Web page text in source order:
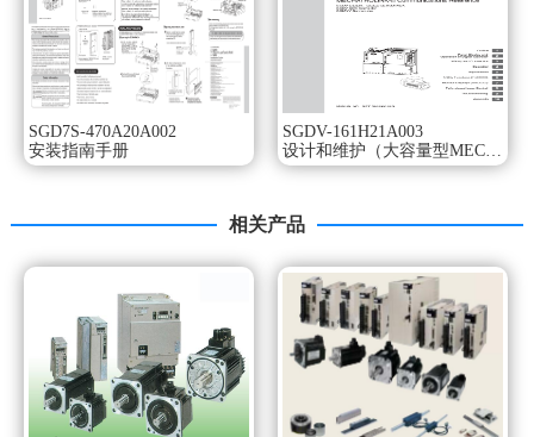
制。大容量伺服单元。
大适用电机容量：37KW。
电源电压：三相AC200V级。
接扣：MECHATROLINK-II通信指令型（旋转型伺服电机
用）。
设计顺序：A。
选购件（硬件）：通风管道安装型+涂漆处理。
振动功能SGMJV系列手册。
晃。SGMJV系列手册。
摩擦补偿功能。
即使负载发生波动，无需变更增益也能位置偏差的波动。
因此可调，从而确保装置性能稳定。
特性控制。
即便是刚性较低的机械，也可追机械的特性，
做出符合机械特性的控制动作，从而缩短调时间。
SGD7S-470A20A002
安装指南手册
SGDV-161H21A003
设计和维护（大容量型MECHATROLINK-II通讯参考）
相关产品